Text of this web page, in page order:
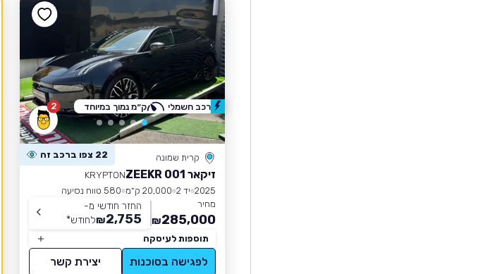
2
קרית שמונה 22 צפו ברכב זה
זיקאר ZEEKR 001
KRYPTON
2025 יד 2 20,000 ק״מ
580 טווח נסיעה
מחיר
285,000
₪
החזר חודשי מ-
2,755
₪לחודש*
תוספות לעיסקה
לפגישה בסוכנות יצירת קשר
רכב חשמלי ק״מ נמוך במיוחד